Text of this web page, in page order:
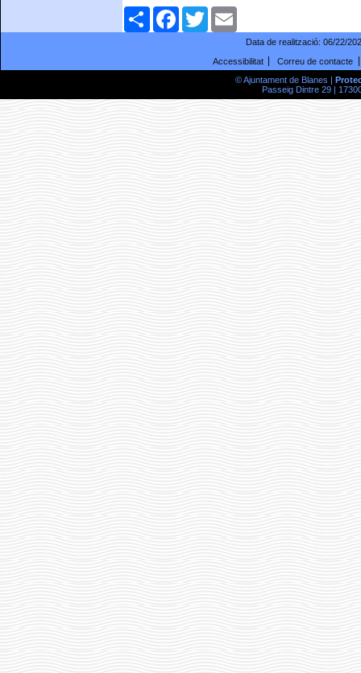
ComparteixFacebookTwitter
Data de realització: 06/22/
Accessibilitat
Correu de contacte
© Ajuntament de Blanes |
Passeig Dintre 29 |